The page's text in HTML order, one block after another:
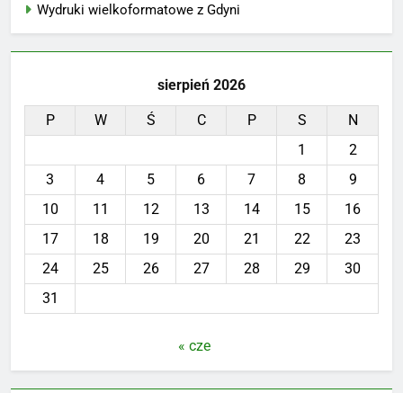
Wydruki wielkoformatowe z Gdyni
sierpień 2026
P W Ś C P S
N
1
2
3
4 5 6 7 8
9
10
11 12 13 14 15
16
17
18 19 20 21 22
23
24
25 26 27 28 29
30
31
« cze